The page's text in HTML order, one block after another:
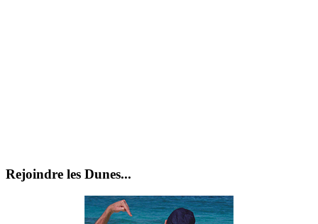
Rejoindre les Dunes...